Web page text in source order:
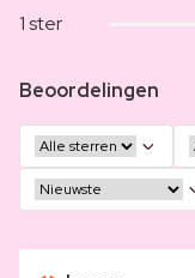
1 ster
Beoordelingen